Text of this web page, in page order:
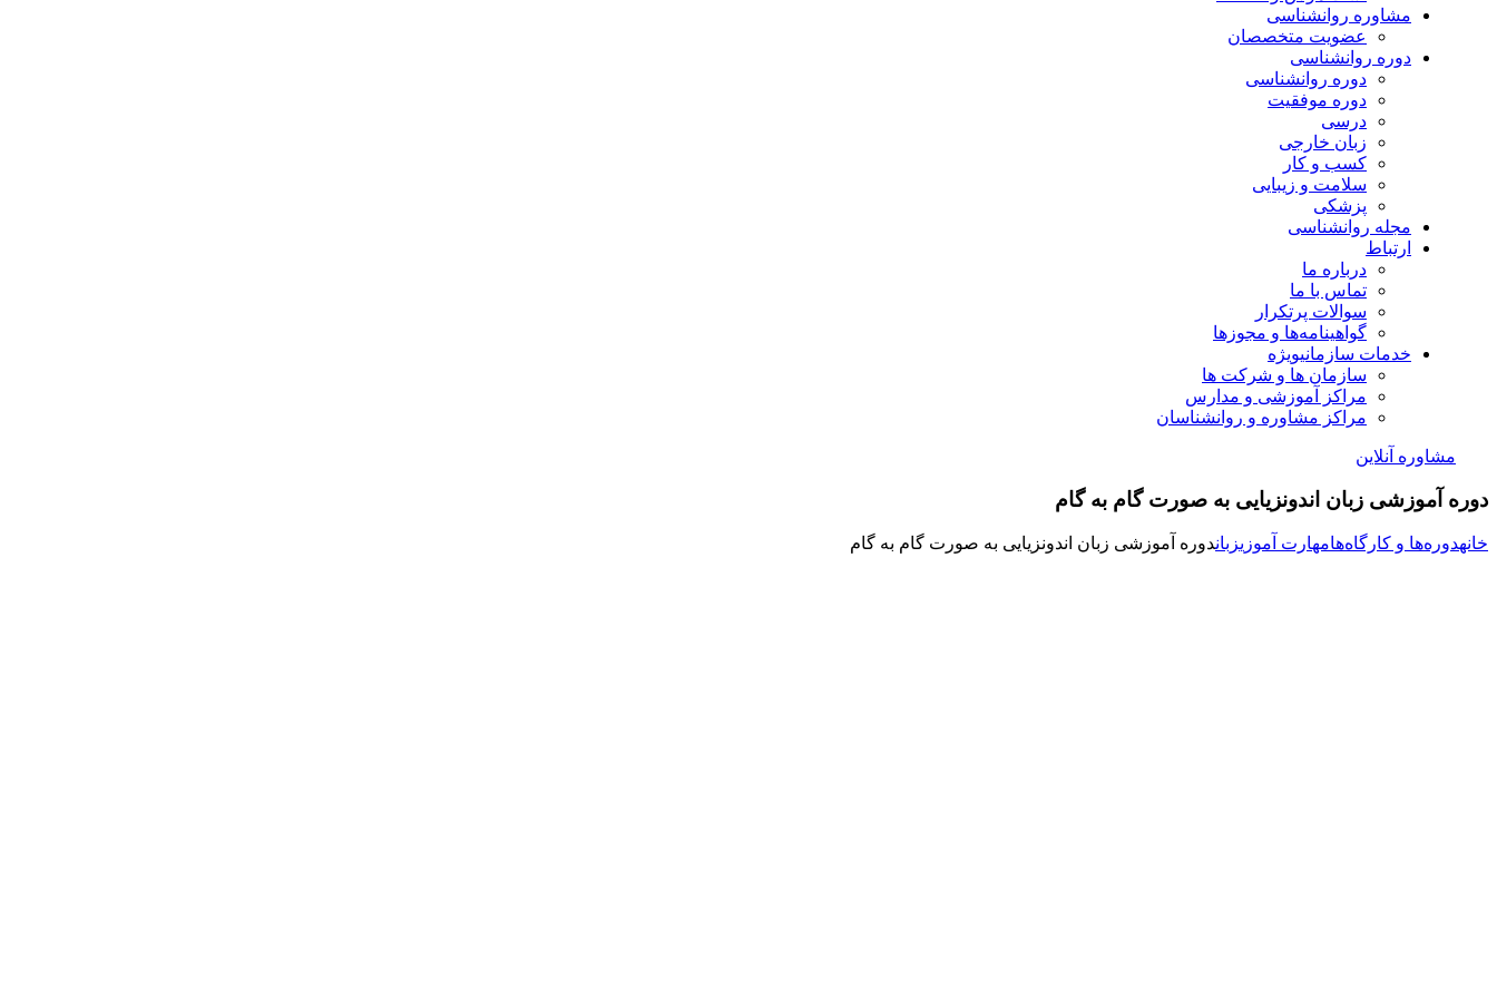
مشاوره روانشناسی
عضویت متخصصان
دوره روانشناسی
دوره روانشناسی
دوره موفقیت
درسی
زبان خارجی
کسب و کار
سلامت و زیبایی
پزشکی
مجله روانشناسی
ارتباط
درباره ما
تماس با ما
سوالات پرتکرار
گواهینامه‌ها و مجوزها
خدمات سازمانیویژه
سازمان ها و شرکت ها
مراکز آموزشی و مدارس
مراکز مشاوره و روانشناسان
مشاوره آنلاین
دوره آموزشی زبان اندونزیایی به صورت گام به گام
خانهدوره‌ها و کارگاه‌هامهارت آموزیزباندوره آموزشی زبان اندونزیایی به صورت گام به گام